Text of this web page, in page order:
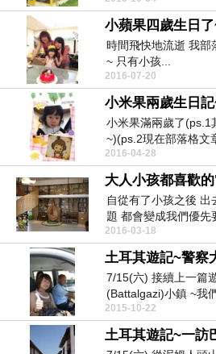
小蘋果四歲生日
時間飛快地流逝 我部
~ 只有小孩...
2016-07-20
小米果兩歲生日
小米果滿兩歲了(ps.1
~)(ps.2現在部落格文
孩...
2016-04-28
自從有了小孩之後 出
題 都會變成我們優先
2016-03-18
土耳其遊記~警察
7/15(六) 接續上一篇
(Battalgazi)小鎮 ~我
2015-10-22